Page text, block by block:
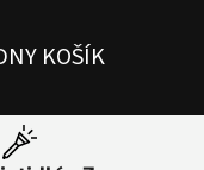
KOŠÍK